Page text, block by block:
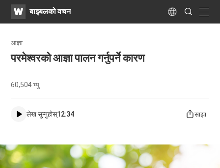
WATVबाइबलको वचन Language
Search
Submit
आज्ञा
परमेश्वरको आज्ञा पालन गर्नुपर्ने कारण
60,504भ्यु
लेख सुन्नुहोस्12:34 साझा